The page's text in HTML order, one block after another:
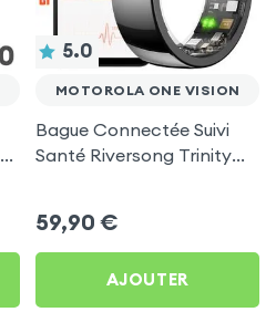
5.0
MOTOROLA ONE VISION
Bague Connectée Suivi
Santé Riversong Trinity
59,90 €
AJOUTER